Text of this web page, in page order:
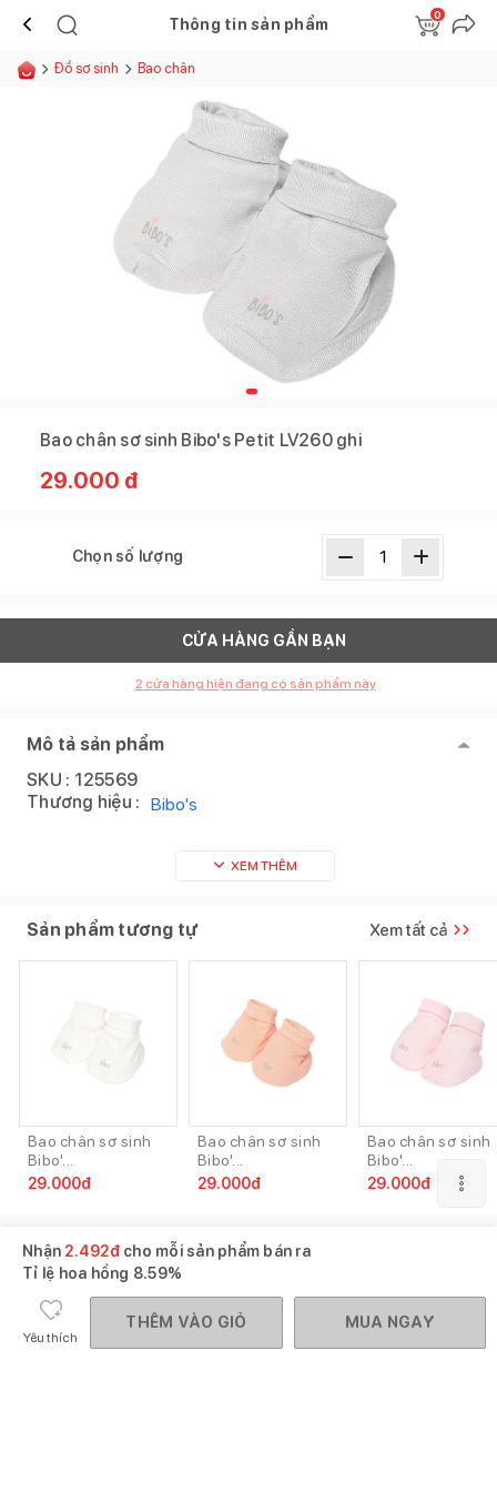
Thông tin sản phẩm
0
Đồ sơ sinh Bao chân
Bao chân sơ sinh Bibo's Petit LV260 ghi
29.000 đ
Chọn số lượng
CỬA HÀNG GẦN BẠN
2 cửa hàng hiện đang có sản phẩm này
Mô tả sản phẩm
SKU : 125569
Thương hiệu : Bibo's
XEM THÊM
Sản phẩm tương tự Xem tất cả
Bao chân sơ sinh
Bibo'...
29.000đ
Bao chân sơ sinh
Bibo'...
29.000đ
Bao chân sơ sinh
Bibo'...
29.000đ
Gợi ý mua cùng
Nhận 2.492đcho mỗi sản phẩm bán ra
Tỉ lệ hoa hồng 8.59%
Yêu thích
THÊM VÀO GIỎ MUA NGAY